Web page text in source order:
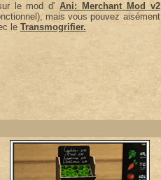
le mod d'Ani: Merchant Mod v2
mais vous pouvez aisément
le Transmogrifier.